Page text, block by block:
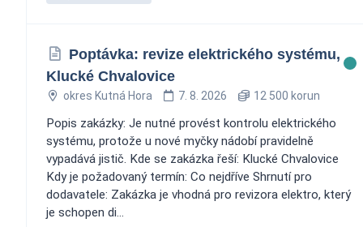
Poptávka: revize elektrického systému,
Klucké Chvalovice
okres Kutná Hora 7. 8. 2026 12 500 korun
Popis zakázky: Je nutné provést kontrolu elektrického
systému, protože u nové myčky nádobí pravidelně
vypadává jistič. Kde se zakázka řeší: Klucké Chvalovice
Kdy je požadovaný termín: Co nejdříve Shrnutí pro
dodavatele: Zakázka je vhodná pro revizora elektro, který
je schopen di...